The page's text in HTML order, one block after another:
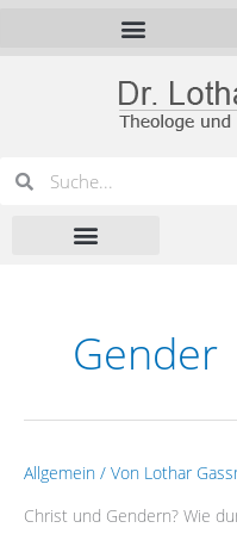
Suche Suche
Gender
Allgemein / Von Lothar
Christ und Gendern? Wie
CHRIST
GENDERN?